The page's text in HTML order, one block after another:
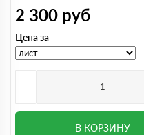
2 300 руб
Цена за
-
В КОРЗИНУ